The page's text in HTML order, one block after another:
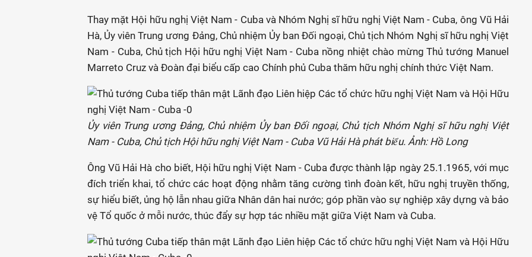
Thay mặt Hội hữu nghị Việt Nam - Cuba và Nhóm Nghị sĩ hữu nghị Việt Nam - Cuba, ông Vũ Hải
Hà, Ủy viên Trung ương Đảng, Chủ nhiệm Ủy ban Đối ngoại, Chủ tịch Nhóm Nghị sĩ hữu nghị Việt
Nam - Cuba, Chủ tịch Hội hữu nghị Việt Nam - Cuba nồng nhiệt chào mừng Thủ tướng Manuel
Marreto Cruz và Đoàn đại biểu cấp cao Chính phủ Cuba thăm hữu nghị chính thức Việt Nam.
Ủy viên Trung ương Đảng, Chủ nhiệm Ủy ban Đối ngoại, Chủ tịch Nhóm Nghị sĩ hữu nghị Việt
Nam - Cuba, Chủ tịch Hội hữu nghị Việt Nam - Cuba Vũ Hải Hà phát biểu. Ảnh: Hồ Long
Ông Vũ Hải Hà cho biết, Hội hữu nghị Việt Nam - Cuba được thành lập ngày 25.1.1965, với mục
đích triển khai, tổ chức các hoạt động nhằm tăng cường tình đoàn kết, hữu nghị truyền thống,
sự hiểu biết, ủng hộ lẫn nhau giữa Nhân dân hai nước; góp phần vào sự nghiệp xây dựng và bảo
vệ Tổ quốc ở mỗi nước, thúc đẩy sự hợp tác nhiều mặt giữa Việt Nam và Cuba.